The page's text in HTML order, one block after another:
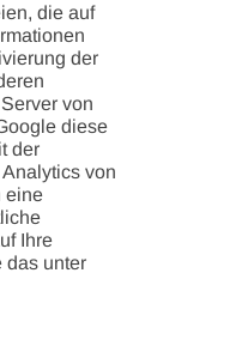
die auf
der
von
diese
der
von
eine
Ihre
das unter